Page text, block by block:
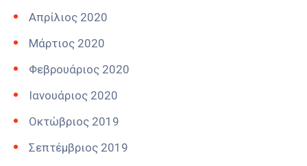
Απρίλιος 2020
Μάρτιος 2020
Φεβρουάριος 2020
Ιανουάριος 2020
Οκτώβριος 2019
Σεπτέμβριος 2019